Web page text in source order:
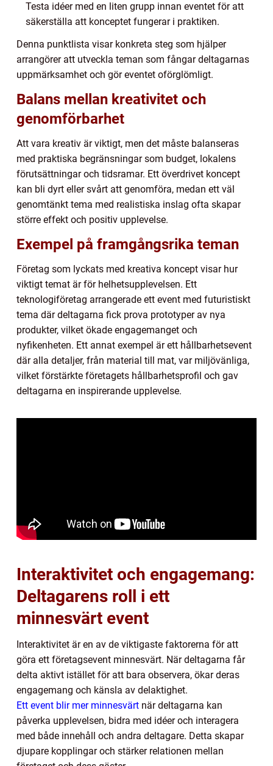
Testa idéer med en liten grupp innan eventet för att
säkerställa att konceptet fungerar i praktiken.
Denna punktlista visar konkreta steg som hjälper
arrangörer att utveckla teman som fångar deltagarnas
uppmärksamhet och gör eventet oförglömligt.
Balans mellan kreativitet och
genomförbarhet
Att vara kreativ är viktigt, men det måste balanseras
med praktiska begränsningar som budget, lokalens
förutsättningar och tidsramar. Ett överdrivet koncept
kan bli dyrt eller svårt att genomföra, medan ett väl
genomtänkt tema med realistiska inslag ofta skapar
större effekt och positiv upplevelse.
Exempel på framgångsrika teman
Företag som lyckats med kreativa koncept visar hur
viktigt temat är för helhetsupplevelsen. Ett
teknologiföretag arrangerade ett event med futuristiskt
tema där deltagarna fick prova prototyper av nya
produkter, vilket ökade engagemanget och
nyfikenheten. Ett annat exempel är ett hållbarhetsevent
där alla detaljer, från material till mat, var miljövänliga,
vilket förstärkte företagets hållbarhetsprofil och gav
deltagarna en inspirerande upplevelse.
Interaktivitet och engagemang:
Deltagarens roll i ett
minnesvärt event
Interaktivitet är en av de viktigaste faktorerna för att
göra ett företagsevent minnesvärt. När deltagarna får
delta aktivt istället för att bara observera, ökar deras
engagemang och känsla av delaktighet.
Ett event blir mer minnesvärt när deltagarna kan
påverka upplevelsen, bidra med idéer och interagera
med både innehåll och andra deltagare. Detta skapar
djupare kopplingar och stärker relationen mellan